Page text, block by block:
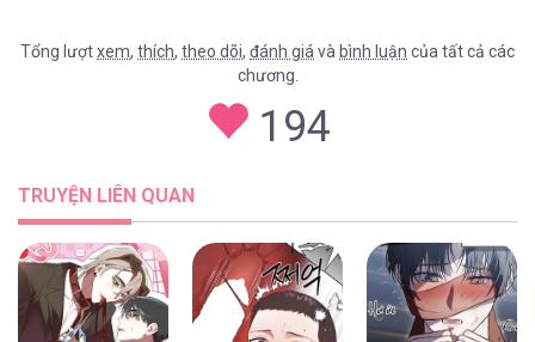
Tổng lượtxem, thích, theo dõi, đánh giávà bình luận của tất cả các
chương.
194
TRUYỆN LIÊN QUAN